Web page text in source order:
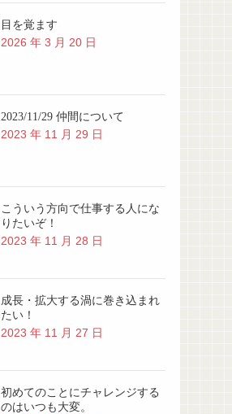
目を覚ます
2026 年 3 月 20 日
2023/11/29 仲間について
2023 年 11 月 29 日
こういう方向で仕事する人にな
りたいぞ！
2023 年 11 月 28 日
成長・拡大する渦に巻き込まれ
たい！
2023 年 11 月 27 日
初めてのことにチャレンジする
のはいつも大変。